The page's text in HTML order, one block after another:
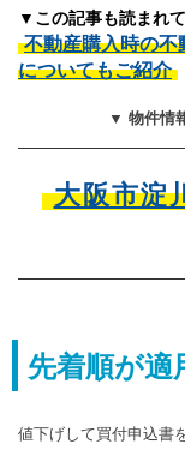
▼この記事も読まれ
不動産購入時の不
についてもご紹介
▼ 物件情
大阪市淀
先着順が適
値下げして買付申込書